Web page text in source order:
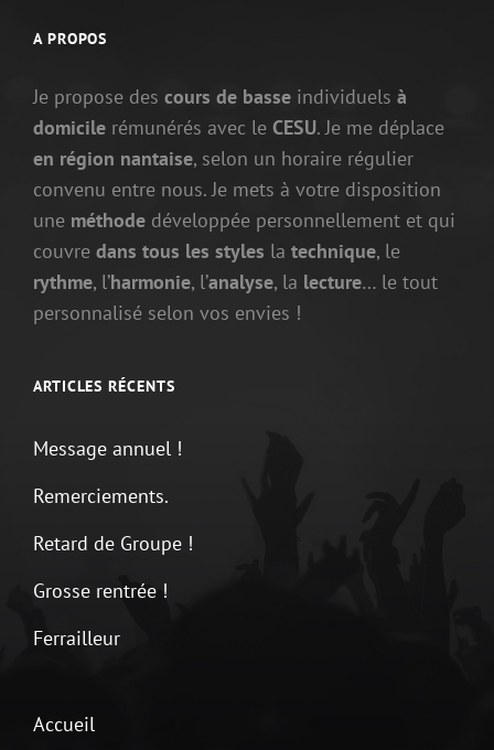
A PROPOS
Je propose des cours de basse individuels à
domicile rémunérés avec le CESU. Je me déplace
en région nantaise, selon un horaire régulier
convenu entre nous. Je mets à votre disposition
une méthode développée personnellement et qui
couvre dans tous les styles la technique, le
rythme, l’harmonie, l’analyse, la lecture… le tout
personnalisé selon vos envies !
ARTICLES RÉCENTS
Message annuel !
Remerciements.
Retard de Groupe !
Grosse rentrée !
Ferrailleur
Accueil